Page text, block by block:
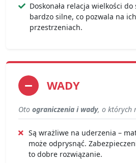
Doskonała relacja wielkości do
bardzo silne, co pozwala na
przestrzeniach.
WADY
Oto ograniczenia i wady, o których
Są wrażliwe na uderzenia –
może odprysnąć.
to dobre rozwiązanie.